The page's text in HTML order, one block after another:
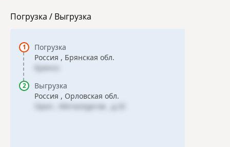
Погрузка / Выгрузка
Погрузка
Россия , Брянская обл.
Брянск
Выгрузка
Россия , Орловская обл.
Орел , Металлургов , д.32